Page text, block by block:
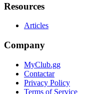
Resources
Articles
Company
MyClub.gg
Contactar
Privacy Policy
Terms of Service